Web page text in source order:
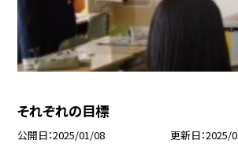
それぞれの目標
公開日 2025/01/08 更新日 2025/